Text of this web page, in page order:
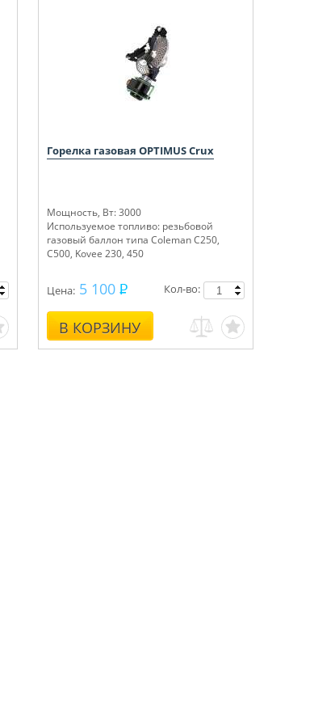
Горелка газовая OPTIMUS Crux
Мощность, Вт: 3000
Используемое топливо: резьбовой
газовый баллон типа Coleman C250,
C500, Kovee 230, 450
Цена: 5 100
В КОРЗИНУ
Кол-во: